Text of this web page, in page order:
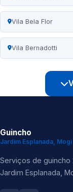
Vila Bela Flor
Vila Bernadotti
Guincho
Jardim Esplanada,
Serviços de guincho
Jardim Esplanada,